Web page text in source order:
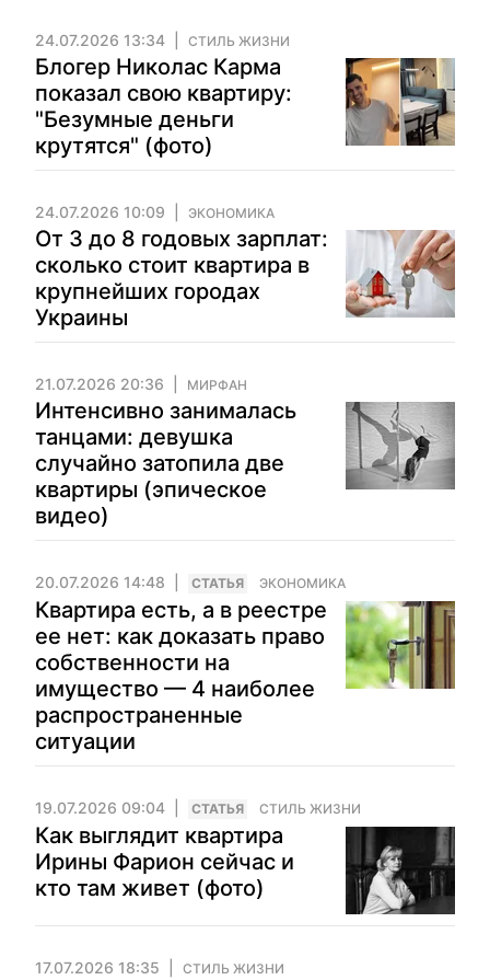
24.07.2026 13:34 СТИЛЬ ЖИЗНИ
Блогер Николас Карма
показал свою квартиру:
"Безумные деньги
крутятся" (фото)
24.07.2026 10:09 ЭКОНОМИКА
От 3 до 8 годовых зарплат:
сколько стоит квартира в
крупнейших городах
Украины
21.07.2026 20:36 МИРФАН
Интенсивно занималась
танцами: девушка
случайно затопила две
квартиры (эпическое
видео)
20.07.2026 14:48 CТАТЬЯ ЭКОНОМИКА
Квартира есть, а в реестре
ее нет: как доказать право
собственности на
имущество — 4 наиболее
распространенные
ситуации
19.07.2026 09:04 CТАТЬЯ СТИЛЬ ЖИЗНИ
Как выглядит квартира
Ирины Фарион сейчас и
кто там живет (фото)
17.07.2026 18:35 СТИЛЬ ЖИЗНИ